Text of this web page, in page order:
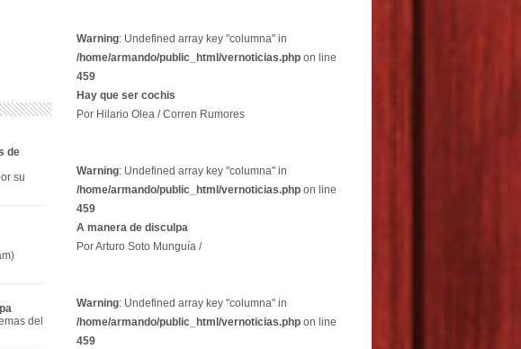
de
su
del
Warning: Undefined array key "columna" in
/home/armando/public_html/vernoticias.php on line
459
Hay que ser cochis
Por Hilario Olea / Corren Rumores
Warning: Undefined array key "columna" in
/home/armando/public_html/vernoticias.php on line
459
A manera de disculpa
Por Arturo Soto Munguía /
Warning: Undefined array key "columna" in
/home/armando/public_html/vernoticias.php on line
459